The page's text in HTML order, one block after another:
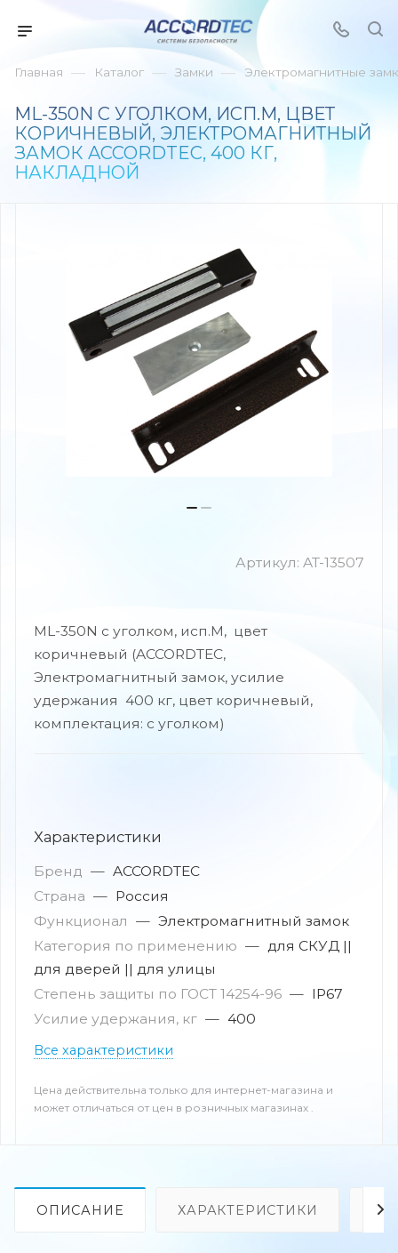
Главная — Каталог — Замки — Электромагнитные
ML-350N С УГОЛКОМ, ИСП.М, ЦВЕТ
КОРИЧНЕВЫЙ, ЭЛЕКТРОМАГНИТНЫЙ
ЗАМОК ACCORDTEC, 400 КГ,
НАКЛАДНОЙ
Артикул: AT-13507
ML-350N с уголком, исп.М, цвет
коричневый (ACCORDTEC,
Электромагнитный замок, усилие
удержания 400 кг, цвет коричневый,
комплектация: с уголком)
Характеристики
Бренд — ACCORDTEC
Страна — Россия
Функционал — Электромагнитный замок
Категория по применению — для СКУД ||
для дверей || для улицы
Степень защиты по ГОСТ 14254-96 — IP67
Усилие удержания, кг — 400
Все характеристики
Цена действительна только для интернет-магазина и
может отличаться от цен в розничных магазинах .
ОПИСАНИЕ ХАРАКТЕРИСТИКИ